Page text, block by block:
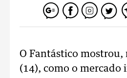
O Fantástico mostrou,
(14), como o mercado